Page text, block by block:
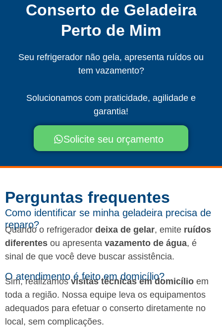
Conserto de Geladeira
Perto de Mim
Seu refrigerador não gela, apresenta ruídos ou
tem vazamento?
Solucionamos com praticidade, agilidade e
garantia!
Solicite seu orçamento
Perguntas frequentes​
Como identificar se minha geladeira precisa de
reparo?
Quando o refrigerador deixa de gelar, emite ruídos
diferentes ou apresenta vazamento de água, é
sinal de que você deve buscar assistência.
O atendimento é feito em domicílio?
Sim, realizamosvisitas técnicas em domicílio em
toda a região. Nossa equipe leva os equipamentos
adequados para efetuar o conserto diretamente no
local, sem complicações.